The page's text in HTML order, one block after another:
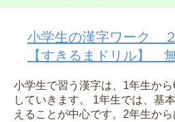
小学生の漢字ワーク
【すきるまドリル】
小学生で習う漢字は、1年生か
していきます。 1年生では、基
えることが中心です。2年生か